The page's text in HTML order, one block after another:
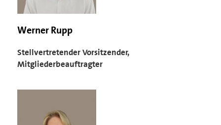
Werner Rupp
Stellvertretender Vorsitzender,
Mitgliederbeauftragter